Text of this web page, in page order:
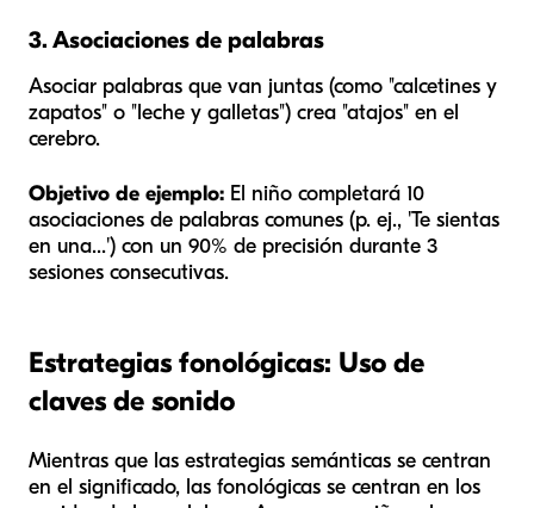
3. Asociaciones de palabras
Asociar palabras que van juntas (como "calcetines y
zapatos" o "leche y galletas") crea "atajos" en el
cerebro.
Objetivo de ejemplo: El niño completará 10
asociaciones de palabras comunes (p. ej., 'Te sientas
en una...') con un 90% de precisión durante 3
sesiones consecutivas.
Estrategias fonológicas: Uso de
claves de sonido
Mientras que las estrategias semánticas se centran
en el significado, las fonológicas se centran en los